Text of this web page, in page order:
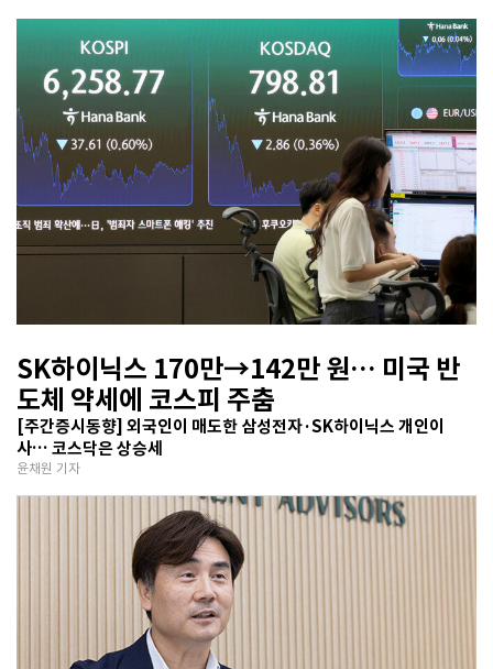
SK하이닉스 170만→142만 원… 미국 반
도체 약세에 코스피 주춤
[주간증시동향] 외국인이 매도한 삼성전자·SK하이닉스 개인이
사… 코스닥은 상승세
윤채원 기자